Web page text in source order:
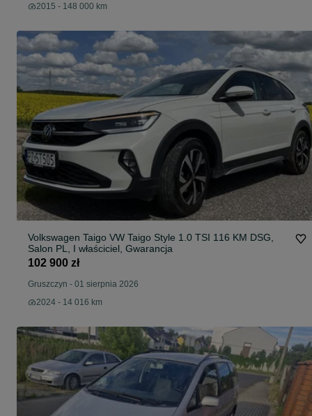
2015 - 148 000 km
Volkswagen Taigo VW Taigo Style 1.0 TSI 116 KM DSG,
Salon PL, I właściciel, Gwarancja
102 900 zł
Gruszczyn - 01 sierpnia 2026
2024 - 14 016 km